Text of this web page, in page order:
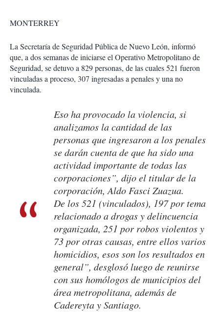
MONTERREY
La Secretaría de Seguridad Pública de Nuevo León, informó
que, a dos semanas de iniciarse el Operativo Metropolitano de
Seguridad, se detuvo a 829 personas, de las cuales 521 fueron
vinculadas a proceso, 307 ingresadas a penales y una no
vinculada.
Eso ha provocado la violencia, si
analizamos la cantidad de las
personas que ingresaron a los penales
se darán cuenta de que ha sido una
actividad importante de todas las
corporaciones”, dijo el titular de la
corporación, Aldo Fasci Zuazua.
De los 521 (vinculados), 197 por tema
relacionado a drogas y delincuencia
organizada, 251 por robos violentos y
73 por otras causas, entre ellos varios
homicidios, esos son los resultados en
general”, desglosó luego de reunirse
con sus homólogos de municipios del
área metropolitana, además de
Cadereyta y Santiago.